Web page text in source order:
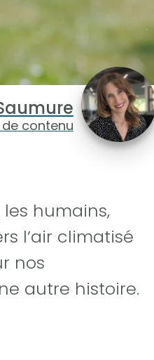
contenu
humains,
l’air climatisé
nos
autre histoire.